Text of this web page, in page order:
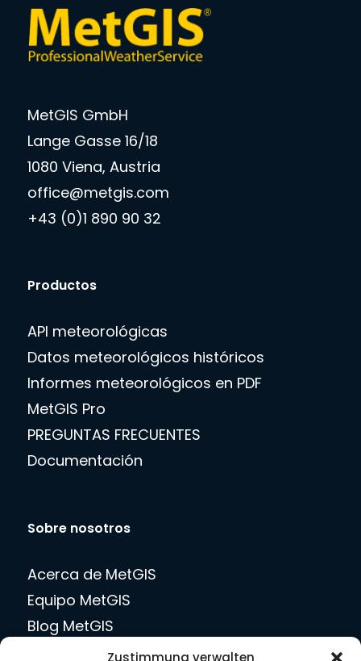
Zustimmung verwalten
MetGIS GmbH
Lange Gasse 16/18
1080 Viena, Austria
office@metgis.com
+43 (0)1 890 90 32
Productos
API meteorológicas
Datos meteorológicos históricos
Informes meteorológicos en PDF
MetGIS Pro
PREGUNTAS FRECUENTES
Documentación
Sobre nosotros
Acerca de MetGIS
Equipo MetGIS
Blog MetGIS